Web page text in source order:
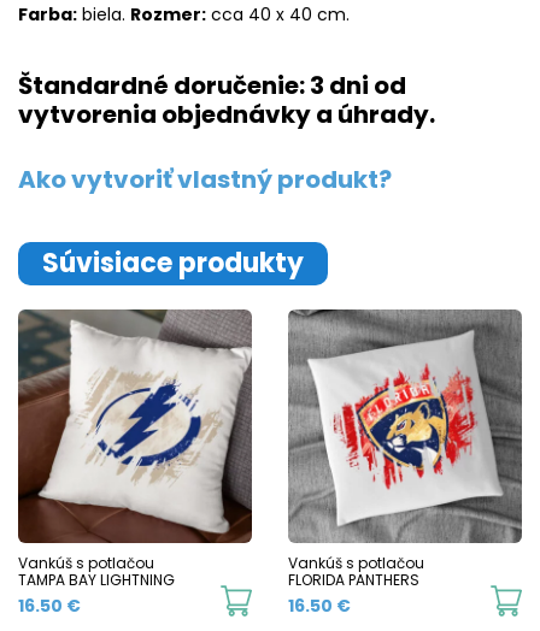
Farba: biela. Rozmer: cca 40 x 40 cm.
Štandardné doručenie: 3 dni od
vytvorenia objednávky a úhrady.
Ako vytvoriť vlastný produkt?
Súvisiace produkty
Vankúš s potlačou
TAMPA BAY LIGHTNING
16.50 €
Vankúš s potlačou
FLORIDA PANTHERS
16.50 €